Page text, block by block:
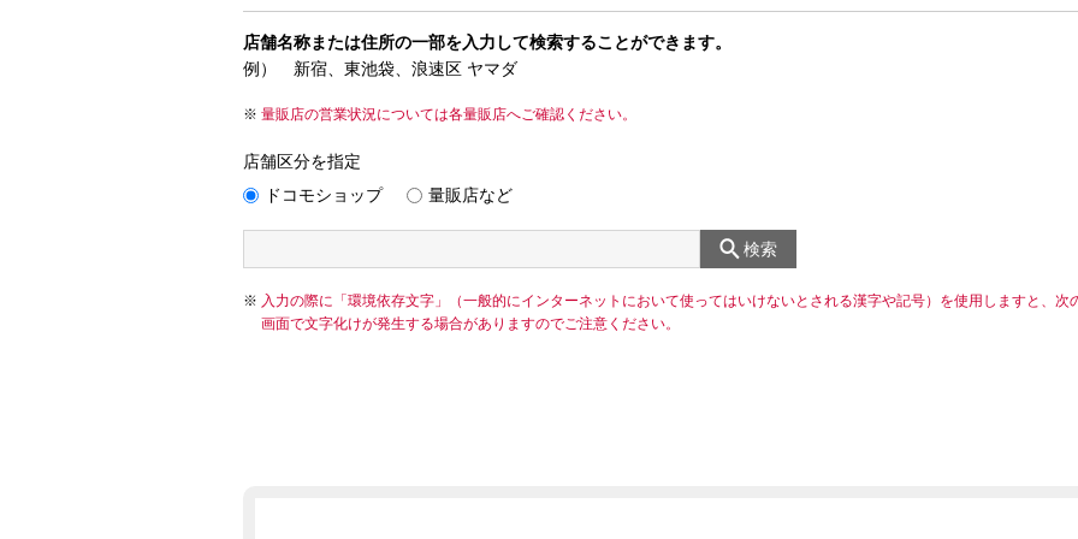
店舗名称または住所の一部を入力して検索することができます。
例） 新宿、東池袋、浪速区 ヤマダ
量販店の営業状況については各量販店へご確認ください。
店舗区分を指定
ドコモショップ
量販店など
検索
入力の際に「環境依存文字」（一般的にインターネットにおいて使ってはいけないとされる漢字や記号）を使用しますと、次
画面で文字化けが発生する場合がありますのでご注意ください。